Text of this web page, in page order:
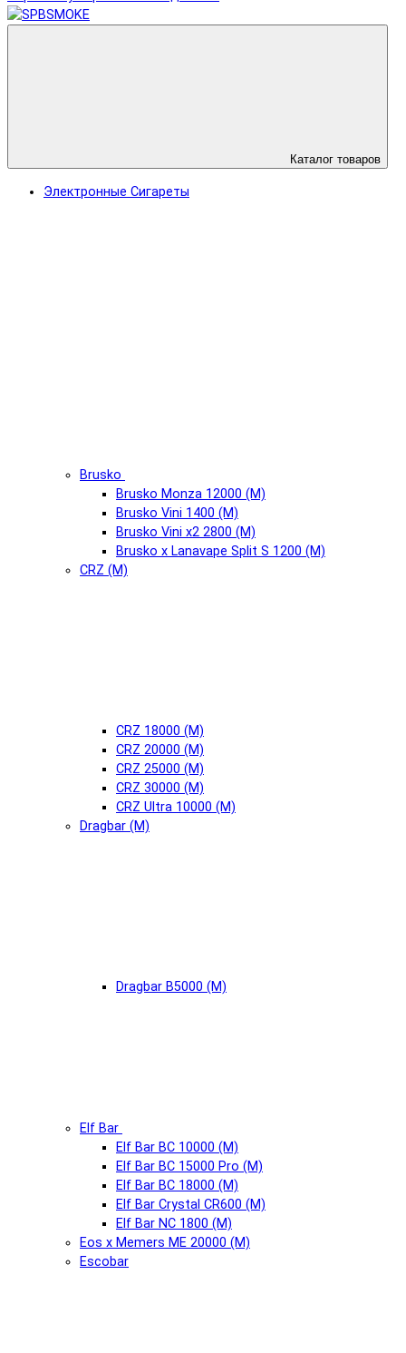
Каталог товаров
Электронные Сигареты
Brusko
Brusko Monza 12000 (М)
Brusko Vini 1400 (М)
Brusko Vini x2 2800 (М)
Brusko x Lanavape Split S 1200 (М)
CRZ (М)
CRZ 18000 (М)
CRZ 20000 (М)
CRZ 25000 (М)
CRZ 30000 (М)
CRZ Ultra 10000 (М)
Dragbar (М)
Dragbar B5000 (М)
Elf Bar
Elf Bar BC 10000 (М)
Elf Bar BC 15000 Pro (М)
Elf Bar BC 18000 (М)
Elf Bar Crystal CR600 (М)
Elf Bar NC 1800 (М)
Eos x Memers ME 20000 (М)
Escobar